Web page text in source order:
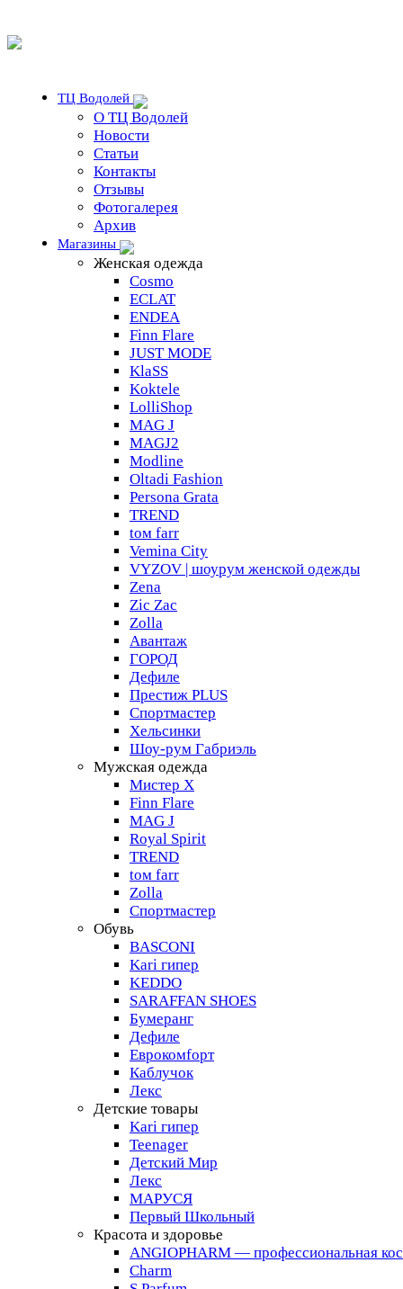
ТЦ Водолей
О ТЦ Водолей
Новости
Статьи
Контакты
Отзывы
Фотогалерея
Архив
Магазины
Женская одежда
Cosmo
ECLAT
ENDEA
Finn Flare
JUST MODE
KlaSS
Koktele
LolliShop
MAG J
MAGJ2
Modline
Oltadi Fashion
Persona Grata
TREND
tом farr
Vemina City
VYZOV | шоурум женской одежды
Zena
Zic Zac
Zolla
Авантаж
ГОРОД
Дефиле
Престиж PLUS
Спортмастер
Хельсинки
Шоу-рум Габриэль
Мужская одежда
Мистер X
Finn Flare
MAG J
Royal Spirit
TREND
tом farr
Zolla
Спортмастер
Обувь
BASCONI
Kari гипер
KEDDO
SARAFFAN SHOES
Бумеранг
Дефиле
Еврокомfорт
Каблучок
Лекс
Детские товары
Kari гипер
Teenager
Детский Мир
Лекс
МАРУСЯ
Первый Школьный
Красота и здоровье
ANGIOPHARM — профессиональная
Charm